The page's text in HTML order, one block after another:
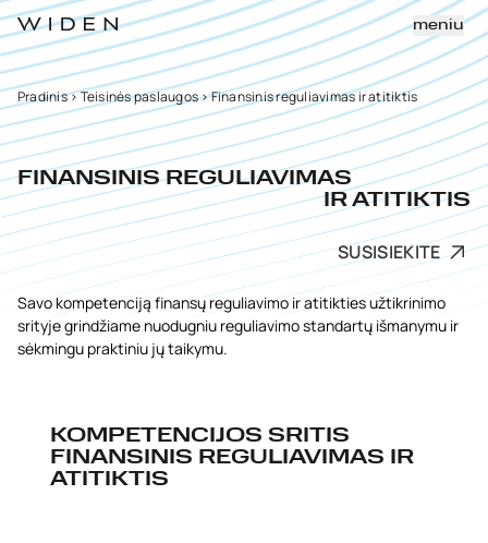
meniu
Pradinis>Teisinės paslaugos>Finansinis reguliavimas ir atitiktis
FINANSINIS REGULIAVIMAS
IR ATITIKTIS
SUSISIEKITE
Savo kompetenciją finansų reguliavimo ir atitikties užtikrinimo
srityje grindžiame nuodugniu reguliavimo standartų išmanymu ir
sėkmingu praktiniu jų taikymu.
KOMPETENCIJOS SRITIS
FINANSINIS REGULIAVIMAS IR
ATITIKTIS